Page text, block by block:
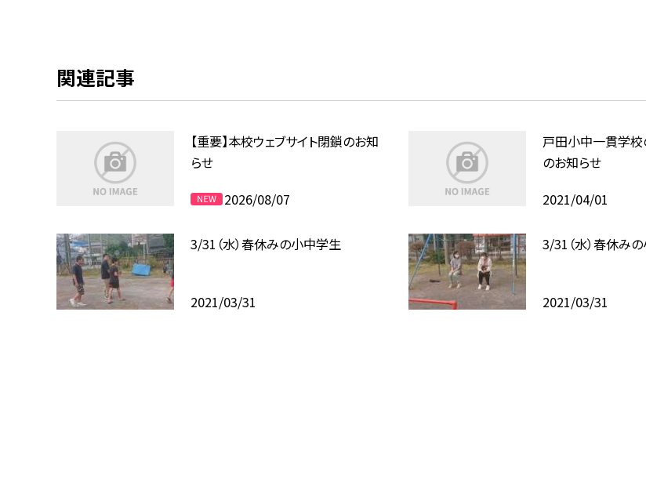
関連記事
【重要】本校ウェブサイト閉鎖のお知
らせ
2026/08/07
戸田小中一貫学
のお知らせ
2021/04/01
3/31（水）春休みの小中学生
2021/03/31
3/31（水）春休み
2021/03/31